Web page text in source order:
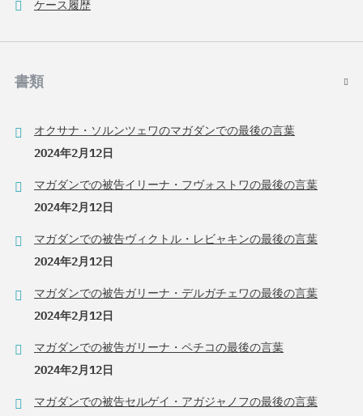
ケース履歴
書類
オクサナ・ソルンツェワのマガダンでの最後の言葉
2024年2月12日
マガダンでの被告イリーナ・フヴォストワの最後の言葉
2024年2月12日
マガダンでの被告ヴィクトル・レビャキンの最後の言葉
2024年2月12日
マガダンでの被告ガリーナ・デルガチェワの最後の言葉
2024年2月12日
マガダンでの被告ガリーナ・ペチコの最後の言葉
2024年2月12日
マガダンでの被告セルゲイ・アガジャノフの最後の言葉